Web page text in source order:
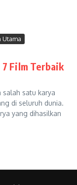
Utama
Film Terbaik
salah satu karya
di seluruh dunia.
yang dihasilkan